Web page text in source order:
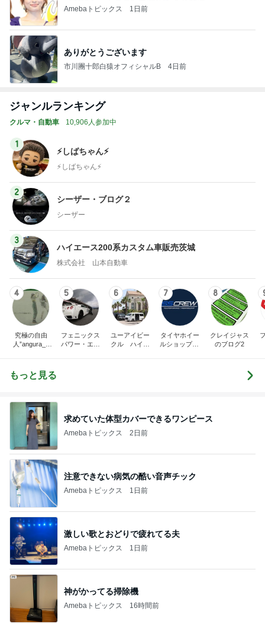
Amebaトピックス 1日前
ありがとうございます
市川團十郎白猿オフィシャルB 4日前
ジャンルランキング
クルマ・自動車 10,906人参加中
1
⚡️しばちゃん⚡
⚡️しばちゃん⚡️
2
シーザー・ブログ２
シーザー
3
ハイエース200系カスタム車販売茨城
株式会社 山本自動車
4
究極の自由
人”angura_0
5
フェニックス
パワー・エチ
6
ユーアイビー
クル ハイエ
7
タイヤホイー
ルショップSS
8
クレイジャス
のブログ2
もっと見る
求めていた体型カバーできるワンピース
Amebaトピックス 2日前
注意できない病気の酷い音声チック
Amebaトピックス 1日前
激しい歌とおどりで疲れてる夫
Amebaトピックス 1日前
神がかってる掃除機
Amebaトピックス 16時間前